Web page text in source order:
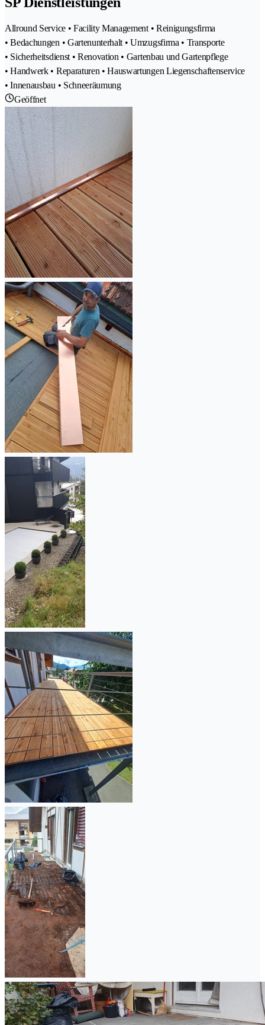
Allround Service • Facility Management • Reinigungsfirma
• Bedachungen • Gartenunterhalt • Umzugsfirma • Transporte
• Sicherheitsdienst • Renovation • Gartenbau und Gartenpflege
• Handwerk • Reparaturen • Hauswartungen Liegenschaftenservice
• Innenausbau • Schneeräumung
Geöffnet